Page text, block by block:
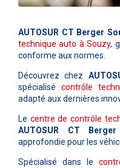
AUTOSUR CT Berger
technique auto à Souzy,
conforme aux normes.
Découvrez chez
spécialisé contrôle
adapté aux dernières
Le centre de contrôle
AUTOSUR CT
approfondie pour les
Spécialisé dans le